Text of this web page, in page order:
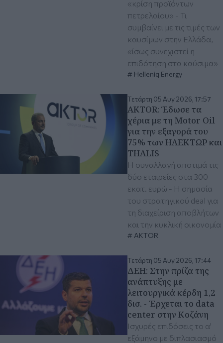
«κρίση προϊόντων
πετρελαίου» - Τι
συμβαίνει με τις τιμές των
καυσίμων στην Ελλάδα,
«ίσως συνεχιστεί η
επιδότηση στα καύσιμα»
Helleniq Energy
Τετάρτη 05 Αυγ 2026, 17:57
AKTOR: Έδωσε τα
χέρια με τη Motor Oil
για την εξαγορά του
75% των ΗΛΕΚΤΩΡ και
THALIS
Η συναλλαγή αποτιμά τις
δύο εταιρείες στα 300
εκατ. ευρώ - Η σημασία
του στρατηγικού deal για
τη διαχείριση αποβλήτων
και την κυκλική οικονομία
AKTOR
Τετάρτη 05 Αυγ 2026, 17:44
ΔΕΗ: Στην πρίζα της
ανάπτυξης με
λειτουργικά κέρδη 1,2
δισ. - Έρχεται το data
center στην Κοζάνη
Ισχυρές επιδόσεις το α'
εξάμηνο με διπλασιασμό